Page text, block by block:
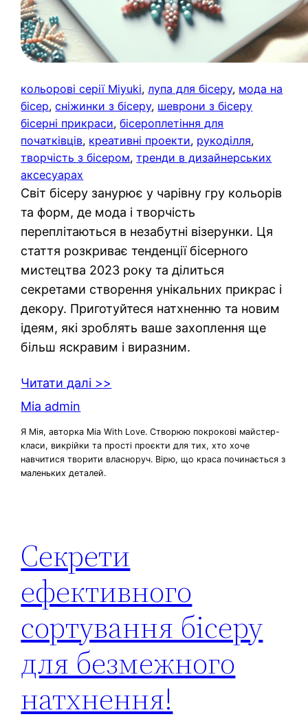
кольорові серії Miyuki, лупа для бісеру, мода на
бісер, сніжинки з бісеру, шеврони з бісеру
бісерні прикраси, бісероплетіння для
початківців, креативні проекти, рукоділля
творчість з бісером, тренди в дизайнерських
аксесуарах
Світ бісеру занурює у чарівну гру кольорів
та форм, де мода і творчість
переплітаються в незабутні візерунки. Ця
стаття розкриває тенденції бісерного
мистецтва 2023 року та ділиться
секретами створення унікальних прикрас і
декору. Приготуйтеся натхненню та новим
ідеям, які зроблять ваше захоплення ще
більш яскравим і виразним.
Читати далі >>
Mia admin
Я Мія, авторка Mia With Love. Створюю покрокові майстер-
класи, викрійки та прості проєкти для тих, хто хоче
навчитися творити власноруч. Вірю, що краса починається з
маленьких деталей.
Секрети
ефективного
сортування бісеру
для безмежного
натхнення!